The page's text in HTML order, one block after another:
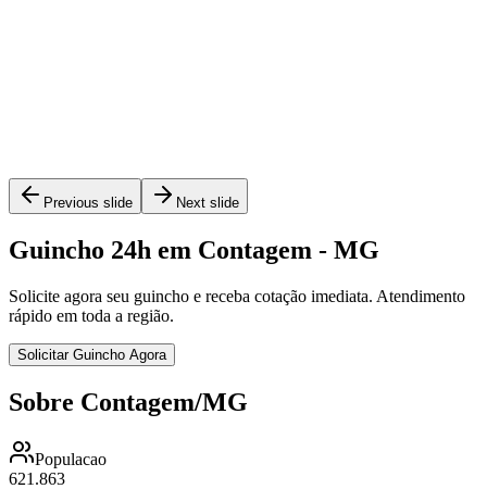
Previous slide Next slide
Guincho 24h em Contagem - MG
Solicite agora seu guincho e receba cotação imediata. Atendimento
rápido em toda a região.
Solicitar Guincho Agora
Sobre Contagem/MG
Populacao
621.863